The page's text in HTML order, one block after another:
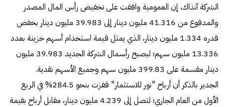
الشركة آنذاك، إن العمومية وافقت على تخفيض رأس المال المصدر
والمدفوع من 41.316 مليون دينار إلى 39.983 مليون دينار بخفض
قدره 1.334 مليون دينار، الذي يمثل قيمة استخدام أسهم خزينة بعدد
13.336 مليون سهم؛ ليصبح رأسمال الشركة الجديد 39.983 مليون
دينار مقسمة على 399.83 مليون سهم وجميع الأسهم نقدية.
الجدير بالذكر أن أرباح "نور للاستثمار" قفزت بنحو 284.5% في الربع
الأول من العام الجاري؛ لتصل إلى 4.239 مليون دينار، مقابل أرباح بقيمة